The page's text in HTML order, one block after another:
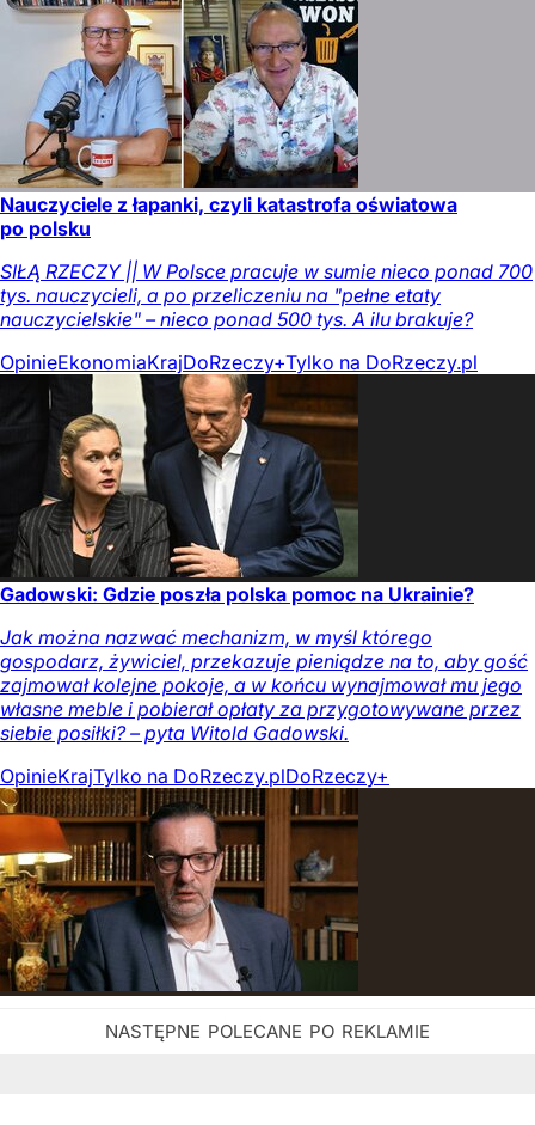
Nauczyciele z łapanki, czyli katastrofa oświatowa
po polsku
SIŁĄ RZECZY || W Polsce pracuje w sumie nieco ponad 700
tys. nauczycieli, a po przeliczeniu na "pełne etaty
nauczycielskie" – nieco ponad 500 tys. A ilu brakuje?
OpinieEkonomiaKrajDoRzeczy+Tylko na DoRzeczy.pl
Gadowski: Gdzie poszła polska pomoc na Ukrainie?
Jak można nazwać mechanizm, w myśl którego
gospodarz, żywiciel, przekazuje pieniądze na to, aby gość
zajmował kolejne pokoje, a w końcu wynajmował mu jego
własne meble i pobierał opłaty za przygotowywane przez
siebie posiłki? – pyta Witold Gadowski.
OpinieKrajTylko na DoRzeczy.plDoRzeczy+